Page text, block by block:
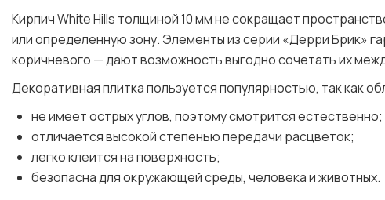
Кирпич White Hills толщиной 10 мм не сокращает
или определенную зону. Элементы из серии «Дерри Брик»
коричневого — дают возможность выгодно сочетать их
Декоративная плитка пользуется популярностью, так как
не имеет острых углов, поэтому смотрится естественно;
отличается высокой степенью передачи расцветок;
легко клеится на поверхность;
безопасна для окружающей среды, человека и животных.